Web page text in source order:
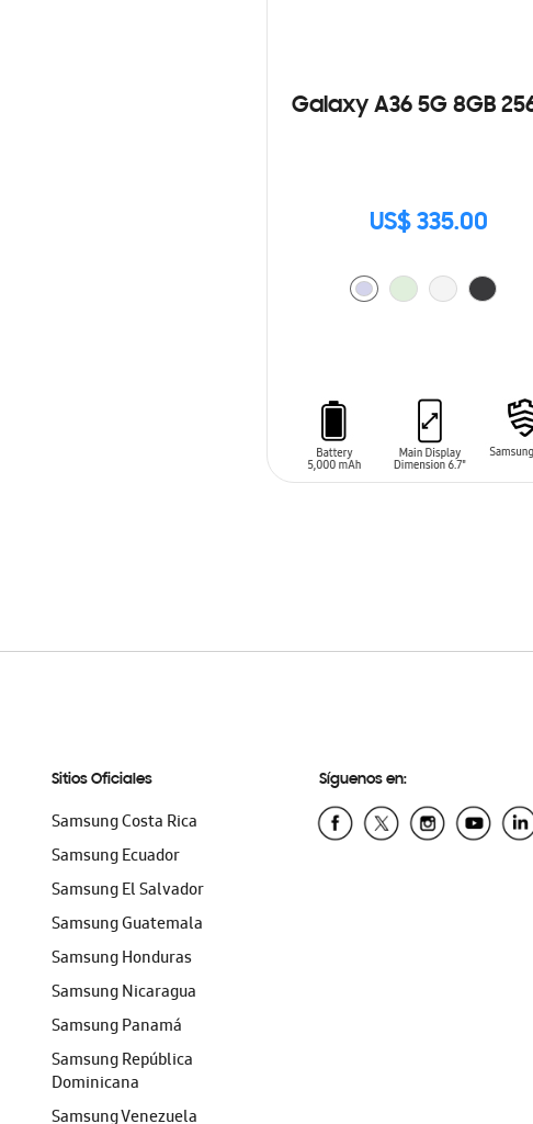
Galaxy A36 5G 8GB
US$ 335.00
Sitios Oficiales
Samsung Costa Rica
Samsung Ecuador
Samsung El Salvador
Samsung Guatemala
Samsung Honduras
Samsung Nicaragua
Samsung Panamá
Samsung República
Dominicana
Samsung Venezuela
Síguenos en: